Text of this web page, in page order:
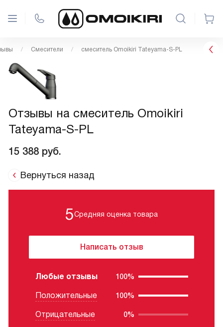
Смесители смеситель Omoikiri Tateyama-S-PL
Отзывы на смеситель Omoikiri
Tateyama-S-PL
15 388 руб.
Вернуться назад
5Средняя оценка товара
Написать отзыв
Любые отзывы 100%
Положительные 100%
Отрицательные 0%